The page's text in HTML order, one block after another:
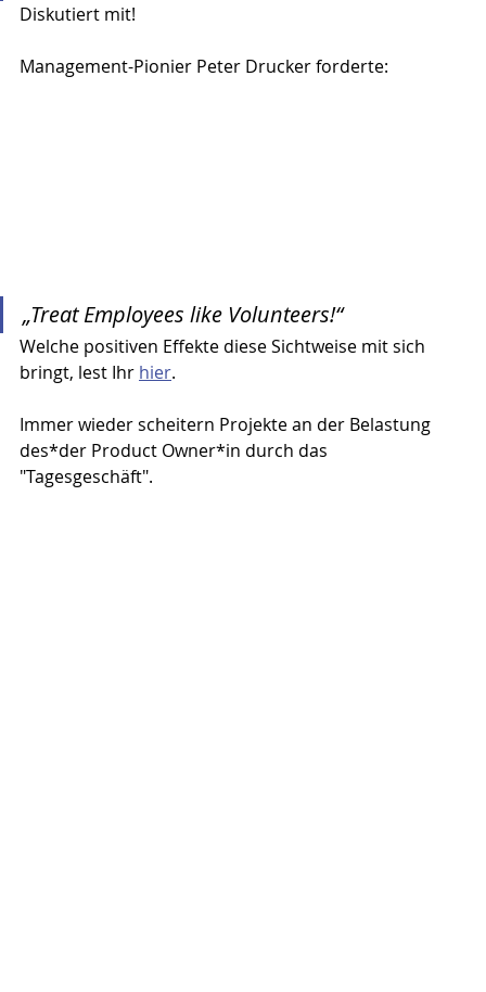
Diskutiert mit!
Management-Pionier Peter Drucker forderte:
„Treat Employees like Volunteers!“
Welche positiven Effekte diese Sichtweise mit sich
bringt, lest Ihr hier.
Immer wieder scheitern Projekte an der Belastung
des*der Product Owner*in durch das
"Tagesgeschäft".